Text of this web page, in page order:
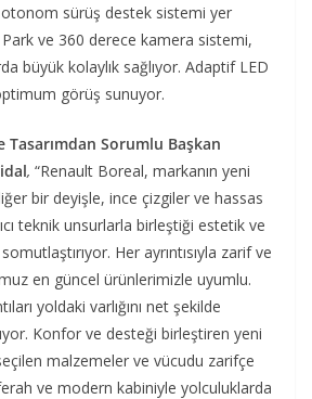
otonom sürüş destek sistemi yer
Park ve 360 derece kamera sistemi,
büyük kolaylık sağlıyor. Adaptif LED
görüş sunuyor.
Tasarımdan Sorumlu Başkan
, “Renault Boreal, markanın yeni
bir deyişle, ince çizgiler ve hassas
teknik unsurlarla birleştiği estetik ve
Her ayrıntısıyla zarif ve
en güncel ürünlerimizle uyumlu.
yoldaki varlığını net şekilde
Konfor ve desteği birleştiren yeni
malzemeler ve vücudu zarifçe
ve modern kabiniyle yolculuklarda